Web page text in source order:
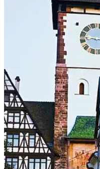
Suche
Menü Menü